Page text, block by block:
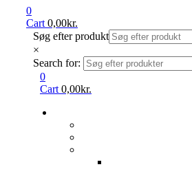
0
Cart 0,00kr.
Søg efter produkt
×
Search for:
0
Cart 0,00kr.